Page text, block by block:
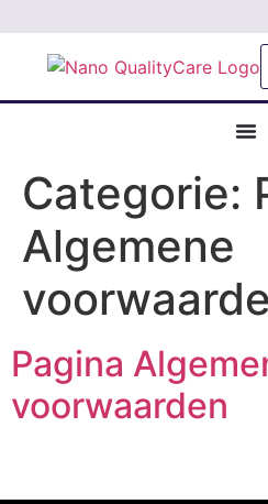
Categorie:
Algemene
Pagina
voorwaarden